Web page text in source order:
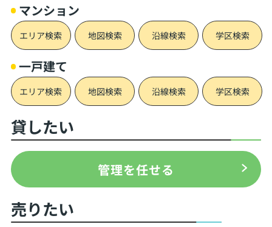
マンション
エリア検索 地図検索 沿線検索 学区検索
一戸建て
エリア検索 地図検索 沿線検索 学区検索
貸したい
管理を任せる
売りたい